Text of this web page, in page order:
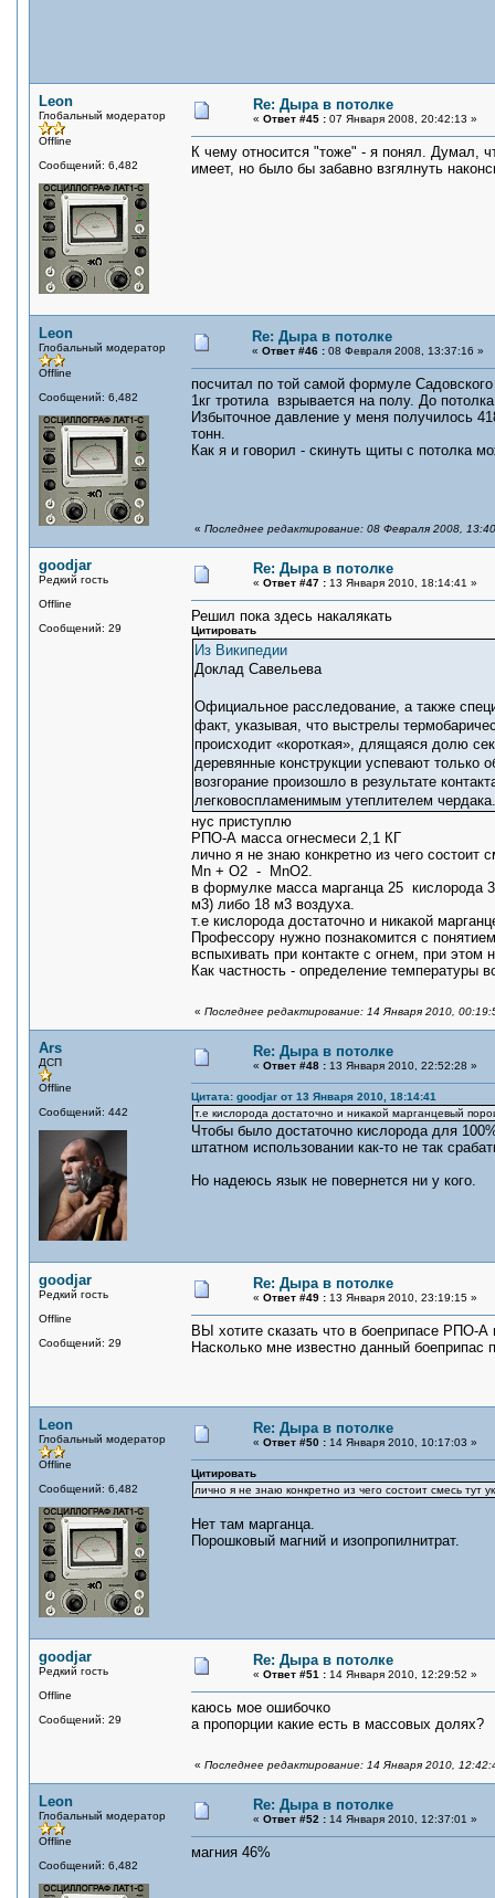
Leon
Глобальный модератор
Offline
Сообщений: 6,482
Re: Дыра в потолке
« Ответ #45 : 07 Января 2008, 20:42:13 »
К чему относится "тоже" - я понял.
имеет, но было бы забавно взгялнуть
Leon
Глобальный модератор
Offline
Сообщений: 6,482
Re: Дыра в потолке
« Ответ #46 : 08 Февраля 2008, 13:37:16 »
посчитал по той самой формуле
1кг тротила взрывается на полу. До
Избыточное давление у меня получилось
тонн.
Как я и говорил - скинуть щиты с потолка
« Последнее редактирование: 08 Февраля 2008,
goodjar
Редкий гость
Offline
Сообщений: 29
Re: Дыра в потолке
« Ответ #47 : 13 Января 2010, 18:14:41 »
Решил пока здесь накалякать
Цитировать
Из Википедии
Доклад Савельева
Официальное расследование, а также
факт, указывая, что выстрелы
происходит «короткая», длящаяся долю
деревянные конструкции успевают только
возгорание произошло в результате
легковоспламенимым утеплителем чердака.
нус приступлю
РПО-А масса огнесмеси 2,1 КГ
лично я не знаю конкретно из чего состоит
Mn + O2 - MnO2.
в формулке масса марганца 25 кислорода
м3) либо 18 м3 воздуха.
т.е кислорода достаточно и никакой
Профессору нужно познакомится с
вспыхивать при контакте с огнем, при этом
Как частность - определение температуры
« Последнее редактирование: 14 Января 2010,
Ars
ДСП
Offline
Сообщений: 442
Re: Дыра в потолке
« Ответ #48 : 13 Января 2010, 22:52:28 »
Цитата: goodjar от 13 Января 2010, 18:14:41
т.е кислорода достаточно и никакой марганцевый
Чтобы было достаточно кислорода для
штатном использовании как-то не так
Но надеюсь язык не повернется ни у кого.
goodjar
Редкий гость
Offline
Сообщений: 29
Re: Дыра в потолке
« Ответ #49 : 13 Января 2010, 23:19:15 »
ВЫ хотите сказать что в боеприпасе РПО-
Насколько мне известно данный
Leon
Глобальный модератор
Offline
Сообщений: 6,482
Re: Дыра в потолке
« Ответ #50 : 14 Января 2010, 10:17:03 »
Цитировать
лично я не знаю конкретно из чего состоит смесь тут
Нет там марганца.
Порошковый магний и изопропилнитрат.
goodjar
Редкий гость
Offline
Сообщений: 29
Re: Дыра в потолке
« Ответ #51 : 14 Января 2010, 12:29:52 »
каюсь мое ошибочко
а пропорции какие есть в массовых долях?
« Последнее редактирование: 14 Января 2010,
Leon
Глобальный модератор
Offline
Сообщений: 6,482
Re: Дыра в потолке
« Ответ #52 : 14 Января 2010, 12:37:01 »
магния 46%